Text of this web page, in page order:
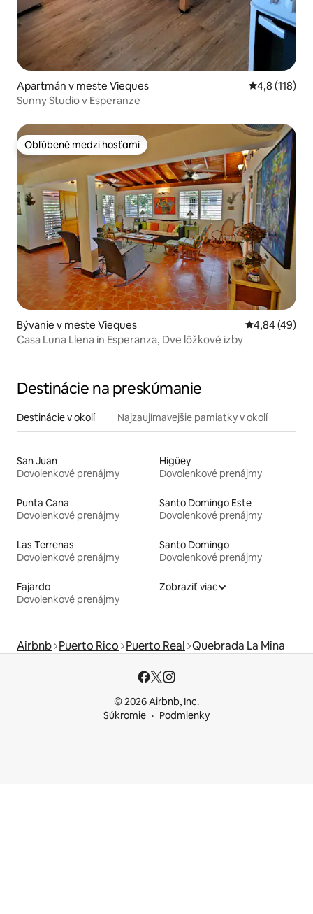
Apartmán v meste Vieques Priemerné
4,8 (118)
Sunny Studio v Esperanze
Obľúbené medzi hosťami
Obľúbené medzi hosťami
Bývanie v meste Vieques Priemerné
4,84 (49)
Casa Luna Llena in Esperanza, Dve lôžkové izby
Destinácie na preskúmanie
Destinácie v okolí Najzaujímavejšie pamiatky v okolí
San Juan
Dovolenkové prenájmy
Higüey
Dovolenkové prenájmy
Punta Cana
Dovolenkové prenájmy
Santo Domingo Este
Dovolenkové prenájmy
Las Terrenas
Dovolenkové prenájmy
Santo Domingo
Dovolenkové prenájmy
Fajardo
Dovolenkové prenájmy
Zobraziť viac
Airbnb Puerto Rico Puerto Real Quebrada La Mina
© 2026 Airbnb, Inc.
Súkromie
Podmienky